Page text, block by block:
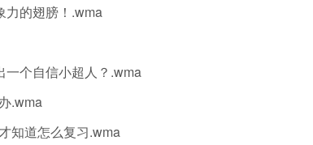
力的翅膀！.wma
一个自信小超人？.wma
.wma
知道怎么复习.wma